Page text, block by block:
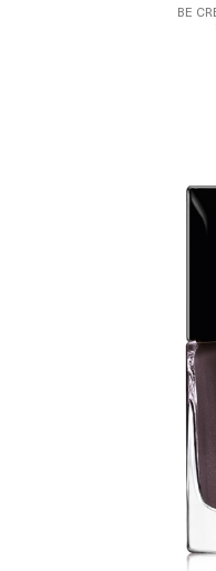
BE